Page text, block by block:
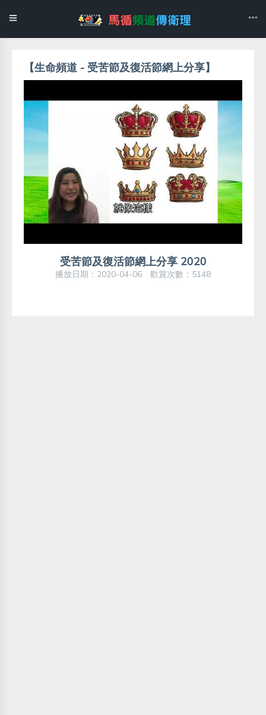
【生命頻道 - 受苦節及復活節網上分享】
受苦節及復活節網上分享 2020
播放日期：2020-04-06 歡賞次數：5148